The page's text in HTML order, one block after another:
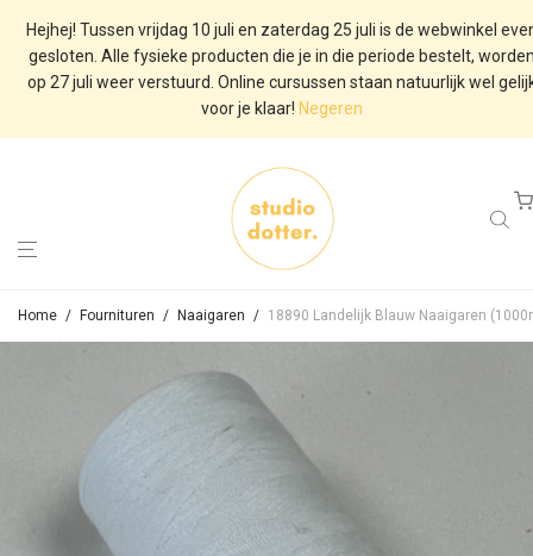
Hejhej! Tussen vrijdag 10 juli en zaterdag 25 juli is de webwinkel
gesloten. Alle fysieke producten die je in die periode bestelt,
op 27 juli weer verstuurd. Online cursussen staan natuurlijk wel
voor je klaar! Negeren
Home / Fournituren / Naaigaren / 18890 Landelijk Blauw Naaigaren